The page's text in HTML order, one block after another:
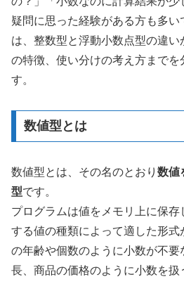
疑問に思った経験がある方も多
は、整数型と浮動小数点型の違
の特徴、使い分けの考え方までを
す。
数値型とは
数値型とは、その名のとおり 数値
型です。
プログラムは値をメモリ上に保
する値の種類によって適した形式
の年齢や個数のように小数が不
長、商品の価格のように小数を扱